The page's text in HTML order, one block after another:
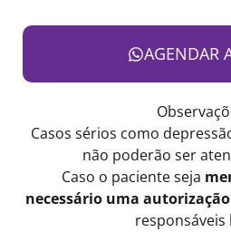
AGENDAR
Casos sérios como
não poderão ser
Caso o paciente seja
necessário uma
responsáveis